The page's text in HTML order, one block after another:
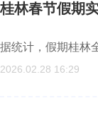
桂林春节假期
据统计，假期桂林
2026.02.28 16:29